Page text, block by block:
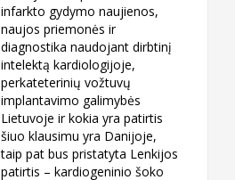
infarkto gydymo naujienos,
naujos priemonės ir
diagnostika naudojant dirbtinį
intelektą kardiologijoje,
perkateterinių vožtuvų
implantavimo galimybės
Lietuvoje ir kokia yra patirtis
šiuo klausimu yra Danijoje,
taip pat bus pristatyta Lenkijos
patirtis – kardiogeninio šoko